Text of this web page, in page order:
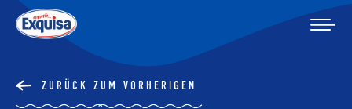
ZURÜCK ZUM VORHERIGEN